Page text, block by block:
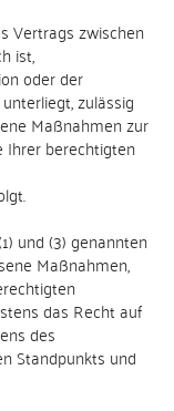
Vertrags zwischen
ist,
oder der
zulässig
Maßnahmen zur
Ihrer berechtigten
und (3) genannten
Maßnahmen,
das Recht auf
des
Standpunkts und